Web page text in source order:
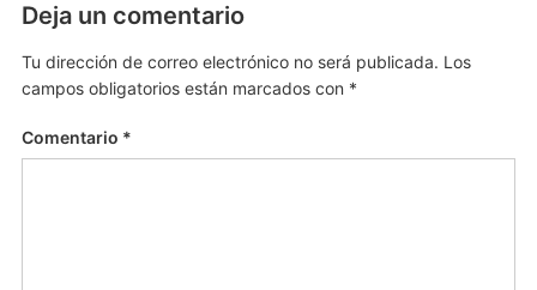
Deja un comentario
Tu dirección de correo electrónico no será publicada. Los
campos obligatorios están marcados con *
Comentario *